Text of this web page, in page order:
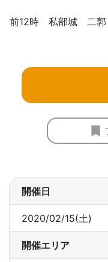
催し時
前12時 私部城 二郭
開催日
2020/02/15(土)
開催エリア